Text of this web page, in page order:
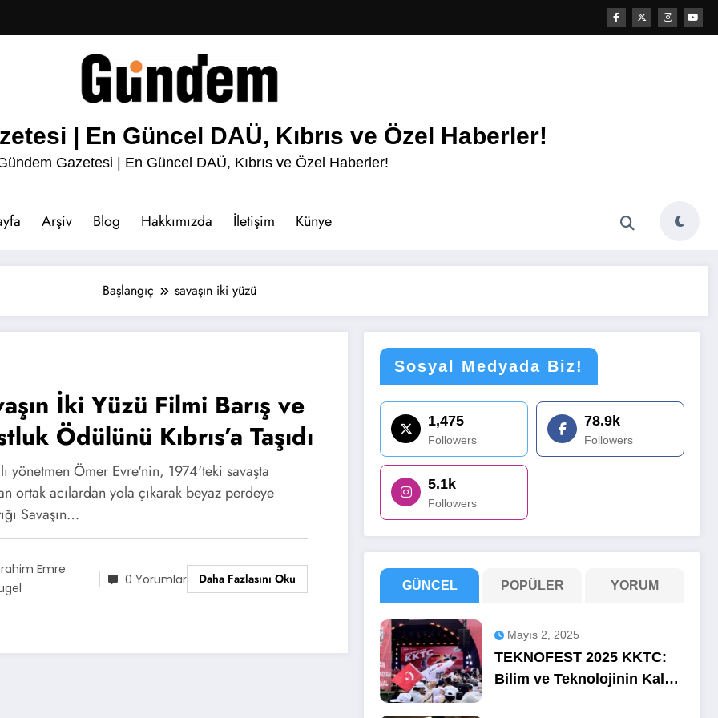
| En Güncel DAÜ, Kıbrıs ve Özel Haberler!
Gazetesi | En Güncel DAÜ, Kıbrıs ve Özel Haberler!
Arşiv Blog Hakkımızda İletişim Künye
Başlangıç savaşın iki yüzü
İki Yüzü Filmi Barış ve
Ödülünü Kıbrıs’a Taşıdı
yönetmen Ömer Evre'nin, 1974'teki savaşta
ortak acılardan yola çıkarak beyaz perdeye
Savaşın…
Emre
0 Yorumlar Daha Fazlasını Oku
Sosyal Medyada Biz!
1,475
Followers
78.9k
Followers
5.1k
Followers
GÜNCEL POPÜLER YORUM
Mayıs 2, 2025
TEKNOFEST 2025 KKTC:
Bilim ve Teknolojinin Kalbi